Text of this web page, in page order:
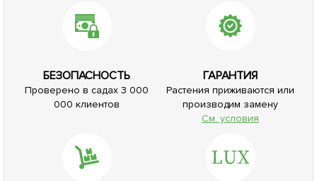
БЕЗОПАСНОСТЬ
Проверено в садах 3 000
000 клиентов
ГАРАНТИЯ
Растения приживаются или
производим замену
См. условия